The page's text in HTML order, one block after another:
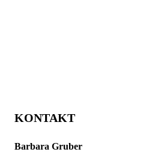
KONTAKT
Barbara Gruber